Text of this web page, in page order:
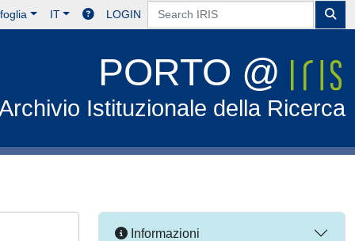
IT LOGIN
PORTO @
Istituzionale della Ricerca
Informazioni